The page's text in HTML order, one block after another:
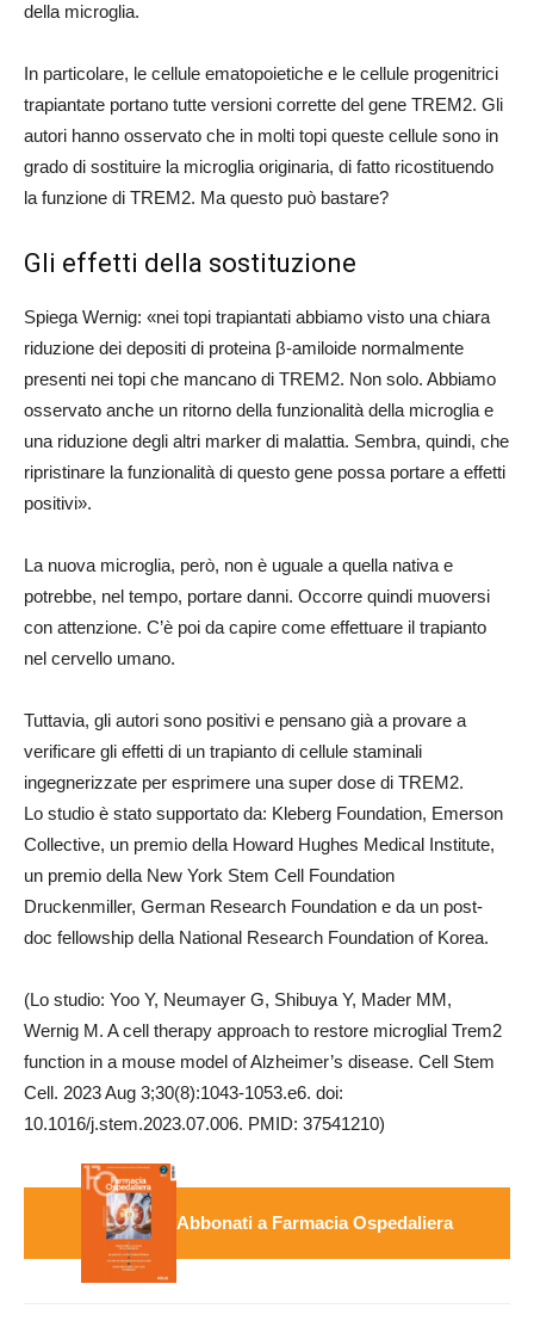
della microglia.
In particolare, le cellule ematopoietiche e le cellule progenitrici
trapiantate portano tutte versioni corrette del gene TREM2. Gli
autori hanno osservato che in molti topi queste cellule sono in
grado di sostituire la microglia originaria, di fatto ricostituendo
la funzione di TREM2. Ma questo può bastare?
Gli effetti della sostituzione
Spiega Wernig: «nei topi trapiantati abbiamo visto una chiara
riduzione dei depositi di proteina β-amiloide normalmente
presenti nei topi che mancano di TREM2. Non solo. Abbiamo
osservato anche un ritorno della funzionalità della microglia e
una riduzione degli altri marker di malattia. Sembra, quindi, che
ripristinare la funzionalità di questo gene possa portare a effetti
positivi».
La nuova microglia, però, non è uguale a quella nativa e
potrebbe, nel tempo, portare danni. Occorre quindi muoversi
con attenzione. C’è poi da capire come effettuare il trapianto
nel cervello umano.
Tuttavia, gli autori sono positivi e pensano già a provare a
verificare gli effetti di un trapianto di cellule staminali
ingegnerizzate per esprimere una super dose di TREM2.
Lo studio è stato supportato da: Kleberg Foundation, Emerson
Collective, un premio della Howard Hughes Medical Institute,
un premio della New York Stem Cell Foundation
Druckenmiller, German Research Foundation e da un post-
doc fellowship della National Research Foundation of Korea.
(Lo studio: Yoo Y, Neumayer G, Shibuya Y, Mader MM,
Wernig M. A cell therapy approach to restore microglial Trem2
function in a mouse model of Alzheimer’s disease. Cell Stem
Cell. 2023 Aug 3;30(8):1043-1053.e6. doi:
10.1016/j.stem.2023.07.006. PMID: 37541210)
Abbonati a Farmacia Ospedaliera